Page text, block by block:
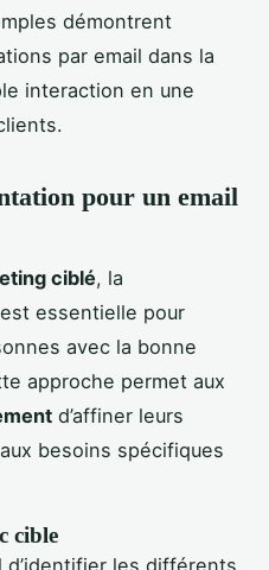
démontrent
par email dans la
interaction en une
pour un email
ciblé, la
essentielle pour
avec la bonne
approche permet aux
d’affiner leurs
besoins spécifiques
cible